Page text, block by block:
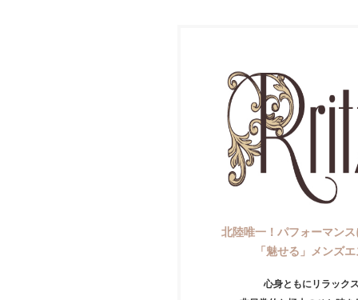
北陸唯一！パフォーマン
「魅せる」メンズ
心身ともにリラック